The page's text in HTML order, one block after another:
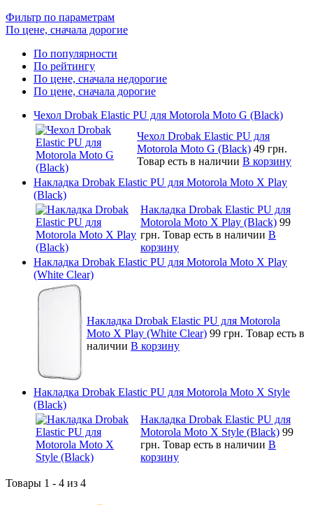
Фильтр по параметрам
По цене, сначала дорогие
По популярности
По рейтингу
По цене, сначала недорогие
По цене, сначала дорогие
Чехол Drobak Elastic PU для Motorola Moto G (Black)
Чехол Drobak Elastic PU для
Motorola Moto G (Black) 49 грн.
Товар есть в наличии В корзину
Накладка Drobak Elastic PU для Motorola Moto X Play
(Black)
Накладка Drobak Elastic PU для
Motorola Moto X Play (Black) 99
грн. Товар есть в наличии В
корзину
Накладка Drobak Elastic PU для Motorola Moto X Play
(White Clear)
Накладка Drobak Elastic PU для Motorola
Moto X Play (White Clear) 99 грн. Товар есть в
наличии В корзину
Накладка Drobak Elastic PU для Motorola Moto X Style
(Black)
Накладка Drobak Elastic PU для
Motorola Moto X Style (Black) 99
грн. Товар есть в наличии В
корзину
Товары 1 - 4 из 4